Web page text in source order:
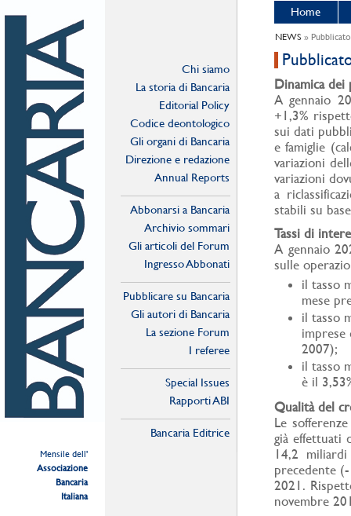
Mensile dell'
Associazione
Bancaria
Italiana
Chi siamo
La storia di Bancaria
Editorial Policy
Codice deontologico
Gli organi di Bancaria
Direzione e redazione
Annual Reports
Abbonarsi a Bancaria
Archivio sommari
Gli articoli del Forum
Ingresso Abbonati
Pubblicare su Bancaria
Gli autori di Bancaria
La sezione Forum
I referee
Special Issues
Rapporti ABI
Bancaria Editrice
Home
NEWS »
Dinamica
A gennaio
+1,3%
sui dati
e famiglie
variazioni
variazioni
a
stabili su
Tassi di
A gennaio
sulle
​il tasso
mese
il tasso
imprese
2007);
il tasso
è il
Qualità del
Le
già effettuati
14,2
precedente
2021.
novembre